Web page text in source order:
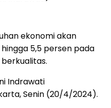
ekonomi akan
5,5 persen pada
Indrawati
Senin (20/4/2024).